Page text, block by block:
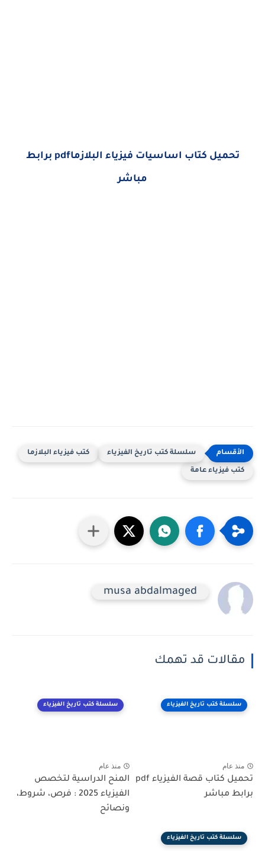
تحميل كتاب اساسيات فيزياء البلازماpdf برابط
مباشر
سلسلة كتب تاريخ الفيزياء كتب فيزياء البلازما
كتب فيزياء عامة
musa abdalmaged
مقالات قد تهمك
سلسلة كتب تاريخ الفيزياء
منذ عام
تحميل كتاب قصة الفيزياء pdf
برابط مباشر
سلسلة كتب تاريخ الفيزياء
منذ عام
المنح الدراسية لتخصص
الفيزياء 2025 : فرص، شروط،
ونصائح
سلسلة كتب تاريخ الفيزياء